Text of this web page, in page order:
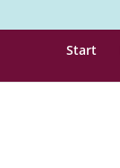
Start